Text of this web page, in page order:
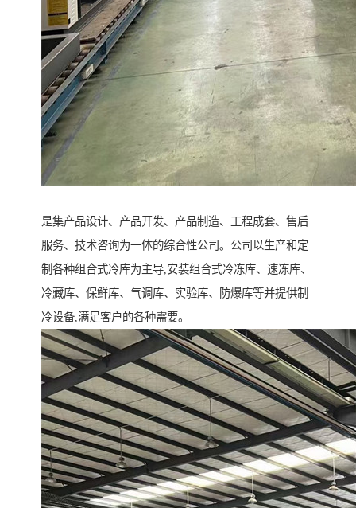
是集产品设计、产品开发、产品制造、工程成套、售后
服务、技术咨询为一体的综合性公司。公司以生产和定
制各种组合式冷库为主导,安装组合式冷冻库、速冻库、
冷藏库、保鲜库、气调库、实验库、防爆库等并提供制
冷设备,满足客户的各种需要。